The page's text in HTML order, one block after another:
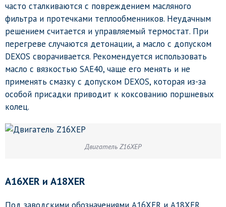
часто сталкиваются с повреждением масляного
фильтра и протечками теплообменников. Неудачным
решением считается и управляемый термостат. При
перегреве случаются детонации, а масло с допуском
DEXOS сворачивается. Рекомендуется использовать
масло с вязкостью SAE40, чаще его менять и не
применять смазку с допуском DEXOS, которая из-за
особой присадки приводит к коксованию поршневых
колец.
Двигатель Z16XEP
A16XER и A18XER